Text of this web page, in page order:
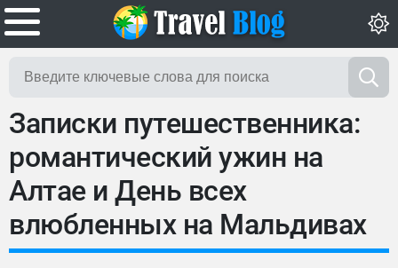
Записки путешественника:
романтический ужин на
Алтае и День всех
влюбленных на Мальдивах